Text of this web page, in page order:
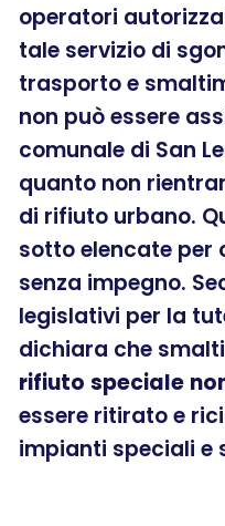
operatori
tale servizio di
trasporto e
non può essere
comunale di San
quanto non
di rifiuto urbano.
sotto elencate per
senza impegno.
legislativi per la
dichiara che
rifiuto speciale
essere ritirato e
impianti speciali e